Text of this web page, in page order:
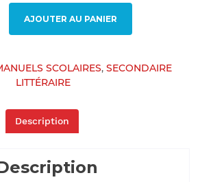
AJOUTER AU PANIER
SCOLAIRES, SECONDAIRE
LITTÉRAIRE
Description